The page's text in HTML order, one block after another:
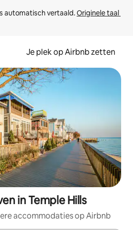
automatisch vertaald. Originele taal
Je plek op Airbnb zetten
in Temple Hills
accommodaties op Airbnb